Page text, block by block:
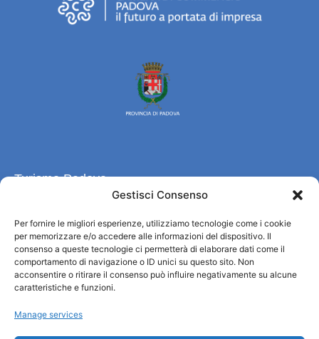
Gestisci Consenso
Per fornire le migliori esperienze, utilizziamo tecnologie come i cookie
per memorizzare e/o accedere alle informazioni del dispositivo. Il
consenso a queste tecnologie ci permetterà di elaborare dati come il
comportamento di navigazione o ID unici su questo sito. Non
acconsentire o ritirare il consenso può influire negativamente su alcune
caratteristiche e funzioni.
Manage services
Turismo Padova
Information et accueil des tourist / IAT
Privacy policy
Cookie Policy (UE)
Credits